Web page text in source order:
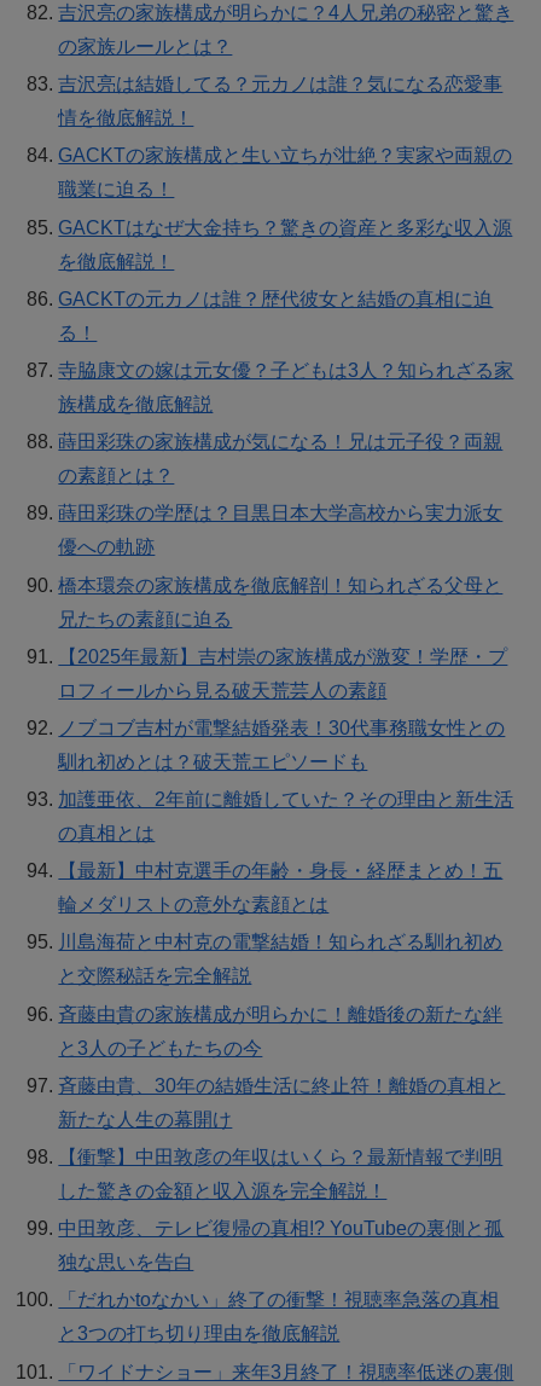
吉沢亮の家族構成が明らかに？4人兄弟の秘密と驚き
の家族ルールとは？
吉沢亮は結婚してる？元カノは誰？気になる恋愛事
情を徹底解説！
GACKTの家族構成と生い立ちが壮絶？実家や両親の
職業に迫る！
GACKTはなぜ大金持ち？驚きの資産と多彩な収入源
を徹底解説！
GACKTの元カノは誰？歴代彼女と結婚の真相に迫
る！
寺脇康文の嫁は元女優？子どもは3人？知られざる家
族構成を徹底解説
蒔田彩珠の家族構成が気になる！兄は元子役？両親
の素顔とは？
蒔田彩珠の学歴は？目黒日本大学高校から実力派女
優への軌跡
橋本環奈の家族構成を徹底解剖！知られざる父母と
兄たちの素顔に迫る
【2025年最新】吉村崇の家族構成が激変！学歴・プ
ロフィールから見る破天荒芸人の素顔
ノブコブ吉村が電撃結婚発表！30代事務職女性との
馴れ初めとは？破天荒エピソードも
加護亜依、2年前に離婚していた？その理由と新生活
の真相とは
【最新】中村克選手の年齢・身長・経歴まとめ！五
輪メダリストの意外な素顔とは
川島海荷と中村克の電撃結婚！知られざる馴れ初め
と交際秘話を完全解説
斉藤由貴の家族構成が明らかに！離婚後の新たな絆
と3人の子どもたちの今
斉藤由貴、30年の結婚生活に終止符！離婚の真相と
新たな人生の幕開け
【衝撃】中田敦彦の年収はいくら？最新情報で判明
した驚きの金額と収入源を完全解説！
中田敦彦、テレビ復帰の真相!? YouTubeの裏側と孤
独な思いを告白
「だれかtoなかい」終了の衝撃！視聴率急落の真相
と3つの打ち切り理由を徹底解説
「ワイドナショー」来年3月終了！視聴率低迷の裏側